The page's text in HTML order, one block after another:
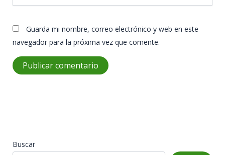
Guarda mi nombre, correo electrónico y web en este
navegador para la próxima vez que comente.
Buscar